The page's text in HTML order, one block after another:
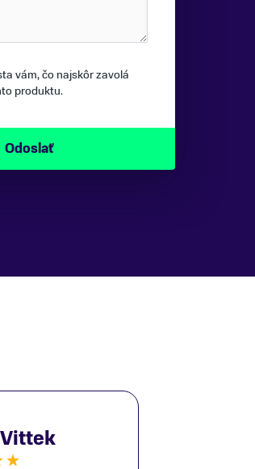
vám, čo najskôr zavolá
produktu.